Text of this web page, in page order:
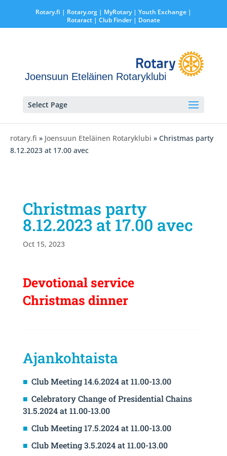
Rotary.fi | Rotary.org| MyRotary | Youth Exchange|
Rotaract| Club Finder| Donate
Joensuun Eteläinen Rotaryklubi
Select Page
rotary.fi » Joensuun Eteläinen Rotaryklubi » Christmas party
8.12.2023 at 17.00 avec
Christmas party
8.12.2023 at 17.00 avec
Oct 15, 2023
Devotional service
Christmas dinner
Ajankohtaista
Club Meeting 14.6.2024 at 11.00-13.00
Celebratory Change of Presidential Chains
31.5.2024 at 11.00-13.00
Club Meeting 17.5.2024 at 11.00-13.00
Club Meeting 3.5.2024 at 11.00-13.00